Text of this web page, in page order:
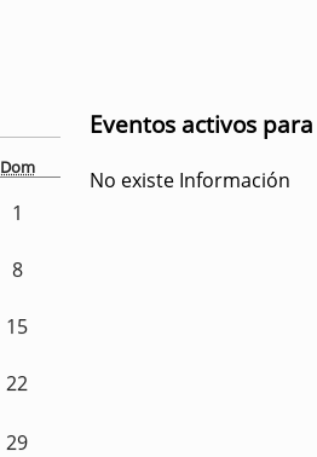
Dom
1
8
15
22
29
Eventos activos
No existe Información